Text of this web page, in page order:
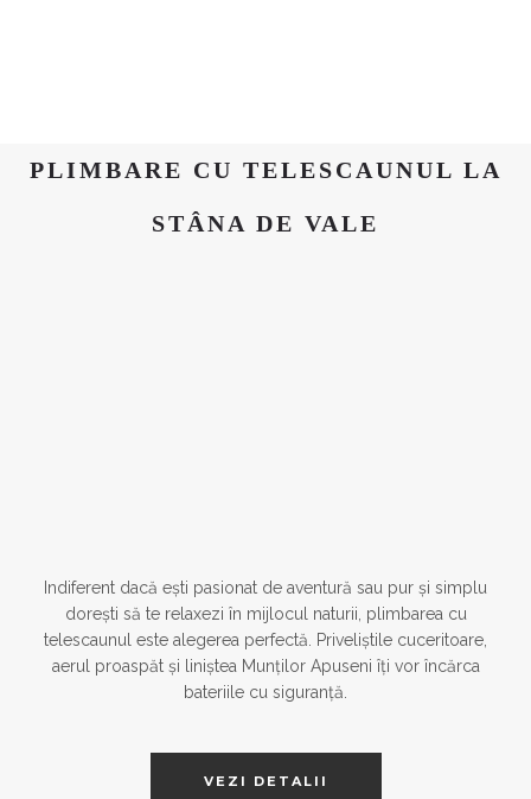
PLIMBARE CU TELESCAUNUL LA
STÂNA DE VALE
Indiferent dacă ești pasionat de aventură sau pur și simplu
dorești să te relaxezi în mijlocul naturii, plimbarea cu
telescaunul este alegerea perfectă. Priveliștile cuceritoare,
aerul proaspăt și liniștea Munților Apuseni îți vor încărca
bateriile cu siguranță.
VEZI DETALII